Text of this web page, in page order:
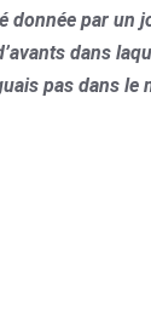
donnée par un
dans
pas dans le